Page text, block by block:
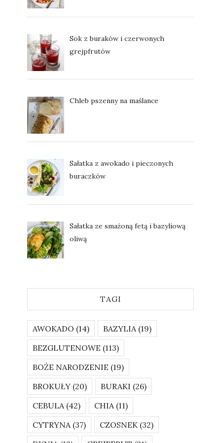
Sok z buraków i czerwonych
grejpfrutów
Chleb pszenny na maślance
Sałatka z awokado i pieczonych
buraczków
Sałatka ze smażoną fetą i bazyliową
oliwą
TAGI
AWOKADO (14) BAZYLIA(19)
BEZGLUTENOWE (113)
BOŻE NARODZENIE (19)
BROKUŁY (20) BURAKI (26)
CEBULA(42) CHIA(11)
CYTRYNA(37) CZOSNEK (32)